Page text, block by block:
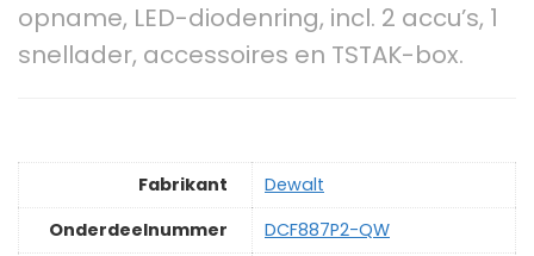
opname, LED-diodenring, incl. 2 accu’s, 1
snellader, accessoires en TSTAK-box.
Fabrikant
‎Dewalt
Onderdeelnummer
‎DCF887P2-QW